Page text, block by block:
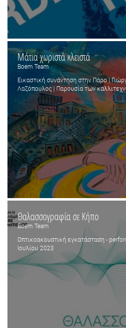
Μάτια χωριστά κλειστά
Boem Team
Εικαστική συνάντηση στην Πάρο |
Λαζόπουλος | Παρουσία των
Θαλασσογραφία σε Κήπο
Boem Team
Oπτικοακουστική εγκατάσταση -
Ιουλίου 2023